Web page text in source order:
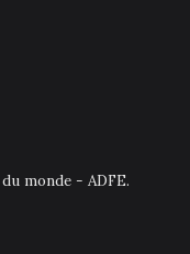
monde - ADFE.